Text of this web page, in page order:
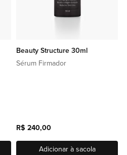
Beauty Structure 30ml
Sérum Firmador
R$ 240,00
Adicionar à sacola